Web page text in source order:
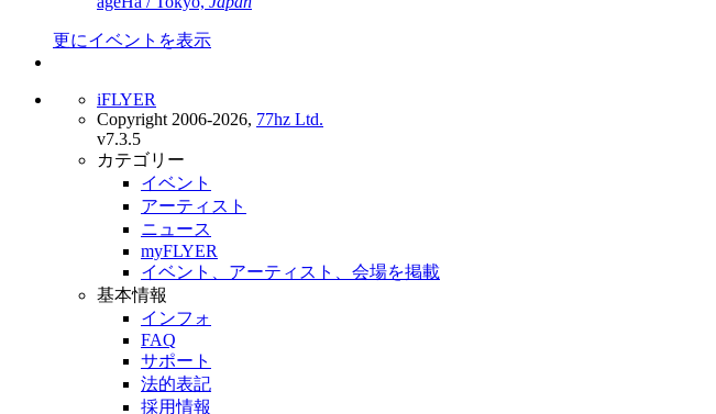
更にイベントを表示
iFLYER
Copyright 2006-2026, 77hz Ltd.
v7.3.5
カテゴリー
イベント
アーティスト
ニュース
myFLYER
イベント、アーティスト、会場を掲載
基本情報
インフォ
FAQ
サポート
法的表記
採用情報